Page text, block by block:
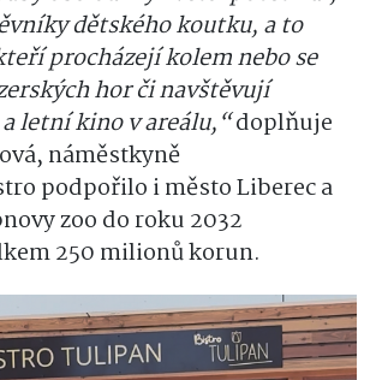
dětského koutku, a to
procházejí kolem nebo se
hor či navštěvují
letní kino v areálu,“doplňuje
náměstkyně
podpořilo i město Liberec a
zoo do roku 2032
250 milionů korun.